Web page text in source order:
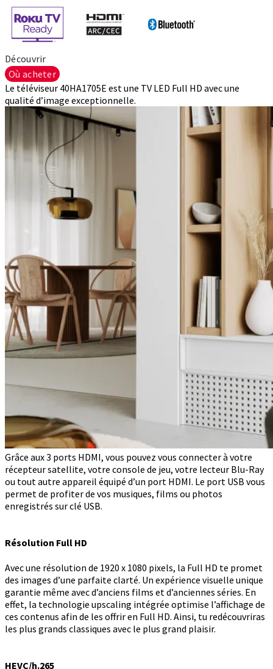
Découvrir
Où acheter
Le téléviseur 40HA1705E est une TV LED Full HD avec une
qualité d’image exceptionnelle.
Grâce aux 3 ports HDMI, vous pouvez vous connecter à votre
récepteur satellite, votre console de jeu, votre lecteur Blu-Ray
ou tout autre appareil équipé d’un port HDMI. Le port USB vous
permet de profiter de vos musiques, films ou photos
enregistrés sur clé USB.
Résolution Full HD
Avec une résolution de 1920 x 1080 pixels, la Full HD te promet
des images d’une parfaite clarté. Un expérience visuelle unique
garantie même avec d’anciens films et d’anciennes séries. En
effet, la technologie upscaling intégrée optimise l’affichage de
ces contenus afin de les offrir en Full HD. Ainsi, tu redécouvriras
les plus grands classiques avec le plus grand plaisir.
HEVC/h.265